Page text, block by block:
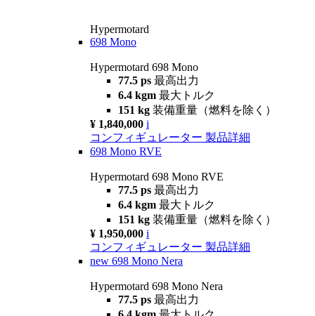
Hypermotard
698 Mono
Hypermotard 698 Mono
77.5 ps 最高出力
6.4 kgm 最大トルク
151 kg 装備重量（燃料を除く）
¥ 1,840,000 i
コンフィギュレーター 製品詳細
698 Mono RVE
Hypermotard 698 Mono RVE
77.5 ps 最高出力
6.4 kgm 最大トルク
151 kg 装備重量（燃料を除く）
¥ 1,950,000 i
コンフィギュレーター 製品詳細
new 698 Mono Nera
Hypermotard 698 Mono Nera
77.5 ps 最高出力